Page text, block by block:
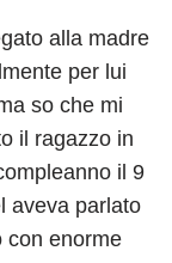
alla madre
per lui
so che mi
il ragazzo in
il 9
aveva parlato
con enorme